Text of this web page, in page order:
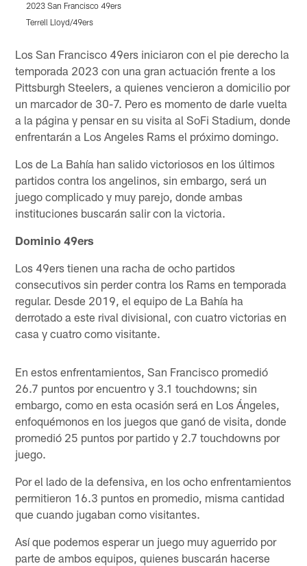
2023 San Francisco 49ers
Terrell Lloyd/49ers
Los San Francisco 49ers iniciaron con el pie derecho la
temporada 2023 con una gran actuación frente a los
Pittsburgh Steelers, a quienes vencieron a domicilio por
un marcador de 30-7. Pero es momento de darle vuelta
a la página y pensar en su visita al SoFi Stadium, donde
enfrentarán a Los Angeles Rams el próximo domingo.
Los de La Bahía han salido victoriosos en los últimos
partidos contra los angelinos, sin embargo, será un
juego complicado y muy parejo, donde ambas
instituciones buscarán salir con la victoria.
Dominio 49ers
Los 49ers tienen una racha de ocho partidos
consecutivos sin perder contra los Rams en temporada
regular. Desde 2019, el equipo de La Bahía ha
derrotado a este rival divisional, con cuatro victorias en
casa y cuatro como visitante.
En estos enfrentamientos, San Francisco promedió
26.7 puntos por encuentro y 3.1 touchdowns; sin
embargo, como en esta ocasión será en Los Ángeles,
enfoquémonos en los juegos que ganó de visita, donde
promedió 25 puntos por partido y 2.7 touchdowns por
juego.
Por el lado de la defensiva, en los ocho enfrentamientos
permitieron 16.3 puntos en promedio, misma cantidad
que cuando jugaban como visitantes.
Así que podemos esperar un juego muy aguerrido por
parte de ambos equipos, quienes buscarán hacerse